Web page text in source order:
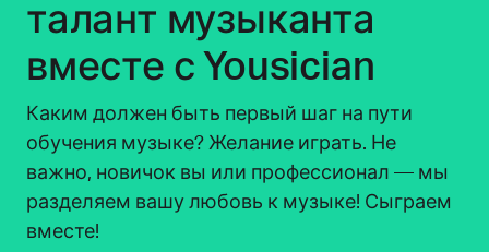
талант музыканта
вместе с Yousician
Каким должен быть первый шаг на пути
обучения музыке? Желание играть. Не
важно, новичок вы или профессионал — мы
разделяем вашу любовь к музыке! Сыграем
вместе!